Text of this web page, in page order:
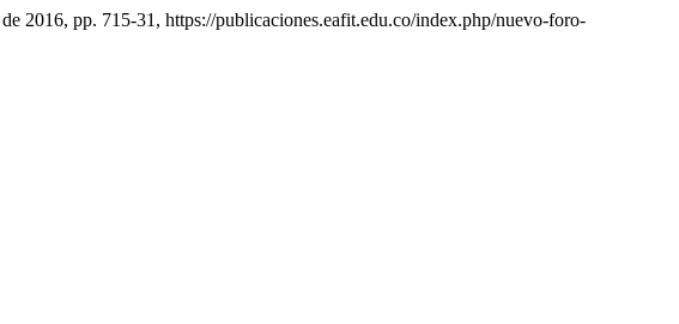
2016, pp. 715-31, https://publicaciones.eafit.edu.co/index.php/nuevo-foro-